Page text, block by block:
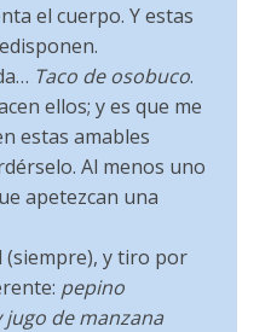
el cuerpo. Y estas
Taco de osobuco.
ellos; y es que me
estas amables
Al menos uno
apetezcan una
(siempre), y tiro por
pepino
de manzana